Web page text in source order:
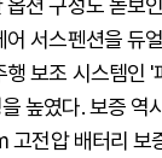
션 구성도 돋보
서스펜션을 듀
보조 시스템인 '
높였다. 보증 역
고전압 배터리 보